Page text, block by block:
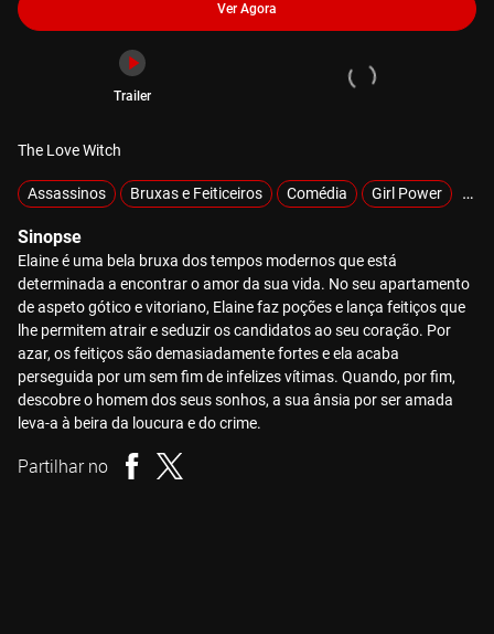
Ver Agora
Trailer
The Love Witch
Assassinos Bruxas e Feiticeiros Comédia Girl Power
Sinopse
Elaine é uma bela bruxa dos tempos modernos que está
determinada a encontrar o amor da sua vida. No seu apartamento
de aspeto gótico e vitoriano, Elaine faz poções e lança feitiços que
lhe permitem atrair e seduzir os candidatos ao seu coração. Por
azar, os feitiços são demasiadamente fortes e ela acaba
perseguida por um sem fim de infelizes vítimas. Quando, por fim,
descobre o homem dos seus sonhos, a sua ânsia por ser amada
leva-a à beira da loucura e do crime.
Partilhar no